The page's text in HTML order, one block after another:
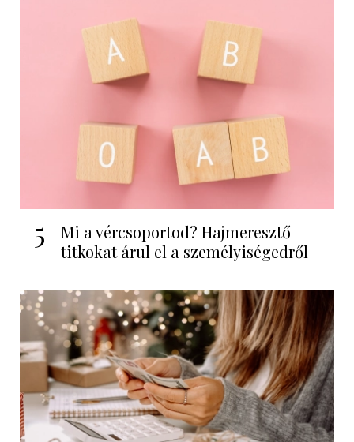
5
Mi a vércsoportod? Hajmeresztő
titkokat árul el a személyiségedről